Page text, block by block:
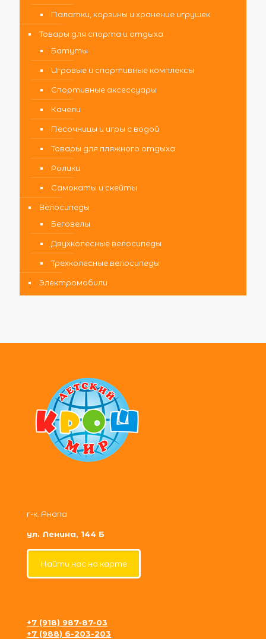
Палатки, корзины и хранение игрушек
Товары для спорта и отдыха
Батуты
Игровые и спортивные комплексы
Спортивные аксессуары
Качели
Песочницы и игры с водой
Товары для пляжного отдыха
Ролики
Самокаты и скейты
Велосипеды
Беговелы
Двухколесные велосипеды
Трехколесные велосипеды
Электромобили
г-к. Анапа
ул. Ленина, 144 Б
Найти нас на карте
+7 (918) 987-87-03
+7 (988) 6-203-203